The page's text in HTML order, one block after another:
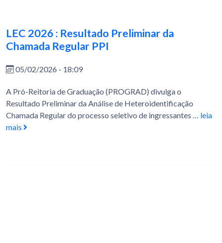
LEC 2026 : Resultado Preliminar da
Chamada Regular PPI
05/02/2026 - 18:09
A Pró-Reitoria de Graduação (PROGRAD) divulga o
Resultado Preliminar da Análise de Heteroidentificação
Chamada Regular do processo seletivo de ingressantes … leia
mais